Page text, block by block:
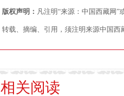
版权声明： 凡注明“来源：中国西藏网
转载、摘编、引用，须注明来源中国西
相关阅读